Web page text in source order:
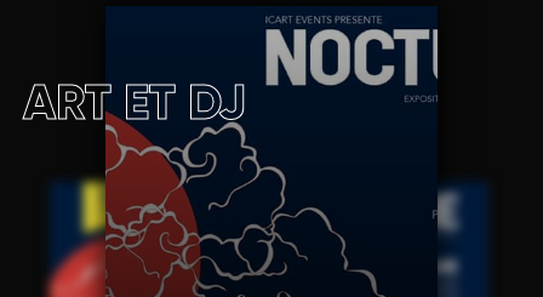
ART ET DJ